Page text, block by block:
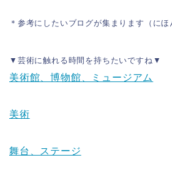
＊参考にしたいブログが集まります（にほ
▼芸術に触れる時間を持ちたいですね▼
美術館、博物館、ミュージアム
美術
舞台、ステージ